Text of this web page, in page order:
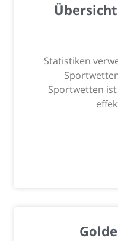
Statistiken
Sportwetten